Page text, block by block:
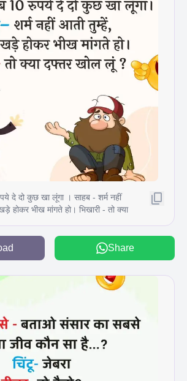
दे दो कुछ खा लूंगा । साहब - शर्म नहीं
होकर भीख मांगते हो। भिखारी - तो क्या
Share